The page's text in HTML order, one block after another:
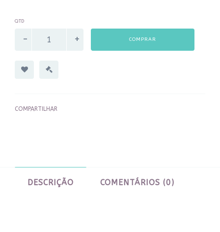
QTD
COMPRAR
COMPARTILHAR
DESCRIÇÃO COMENTÁRIOS (0)